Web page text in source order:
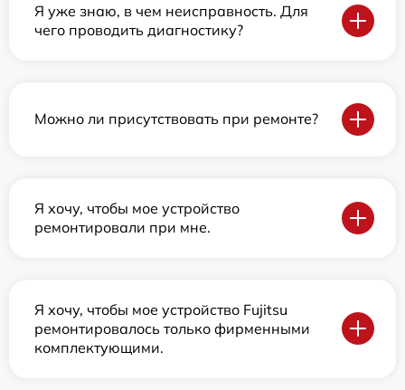
Я уже знаю, в чем неисправность. Для
чего проводить диагностику?
Можно ли присутствовать при ремонте?
Я хочу, чтобы мое устройство
ремонтировали при мне.
Я хочу, чтобы мое устройство Fujitsu
ремонтировалось только фирменными
комплектующими.